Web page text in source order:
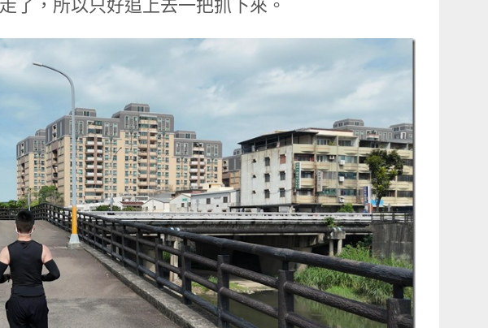
了，所以只好追上去一把抓下來。